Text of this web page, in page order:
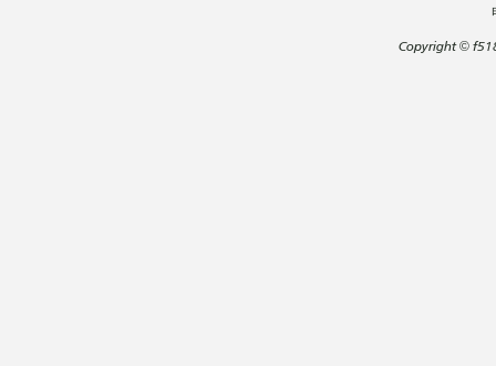
Copyright©